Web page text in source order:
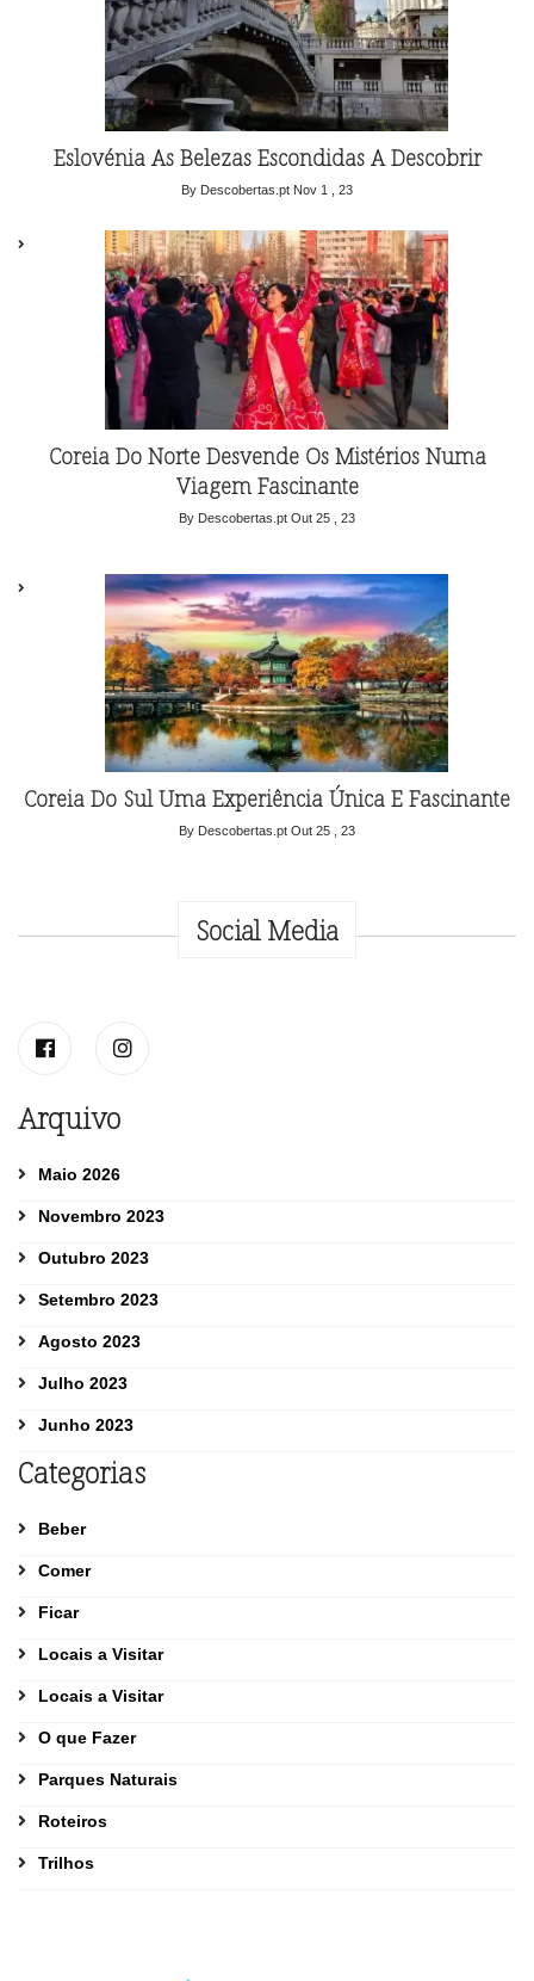
Eslovénia As Belezas Escondidas A Descobrir
By Descobertas.pt Nov 1 , 23
Coreia Do Norte Desvende Os Mistérios Numa
Viagem Fascinante
By Descobertas.pt Out 25 , 23
Coreia Do Sul Uma Experiência Única E Fascinante
By Descobertas.pt Out 25 , 23
Social Media
Arquivo
Maio 2026
Novembro 2023
Outubro 2023
Setembro 2023
Agosto 2023
Julho 2023
Junho 2023
Categorias
Beber
Comer
Ficar
Locais a Visitar
Locais a Visitar
O que Fazer
Parques Naturais
Roteiros
Trilhos